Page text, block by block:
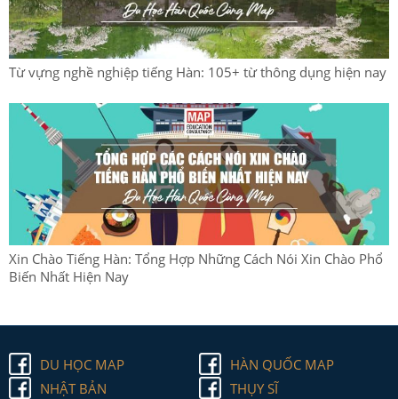
Từ vựng nghề nghiệp tiếng Hàn: 105+ từ thông dụng hiện nay
Xin Chào Tiếng Hàn: Tổng Hợp Những Cách Nói Xin Chào Phổ
Biến Nhất Hiện Nay
DU HỌC MAP
HÀN QUỐC MAP
NHẬT BẢN
THỤY SĨ